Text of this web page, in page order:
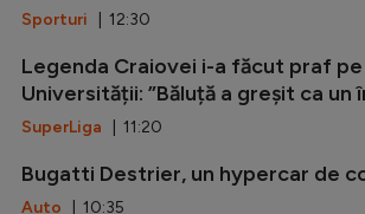
Sporturi | 12:30
Legenda Craiovei i-a făcut praf
Universității: ”Băluță a greșit ca un
SuperLiga | 11:20
Bugatti Destrier, un hypercar de
Auto | 10:35